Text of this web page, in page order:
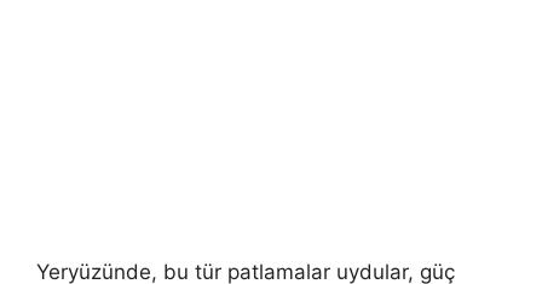
Yeryüzünde, bu tür patlamalar uydular, güç